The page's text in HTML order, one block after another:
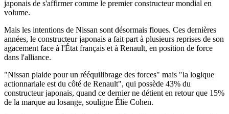
japonais de s'affirmer comme le premier constructeur mondial en
volume.
Mais les intentions de Nissan sont désormais floues. Ces dernières
années, le constructeur japonais a fait part à plusieurs reprises de son
agacement face à l'État français et à Renault, en position de force
dans l'alliance.
"Nissan plaide pour un rééquilibrage des forces" mais "la logique
actionnariale est du côté de Renault", qui possède 43% du
constructeur japonais, quand ce dernier ne détient en retour que 15%
de la marque au losange, souligne Élie Cohen.